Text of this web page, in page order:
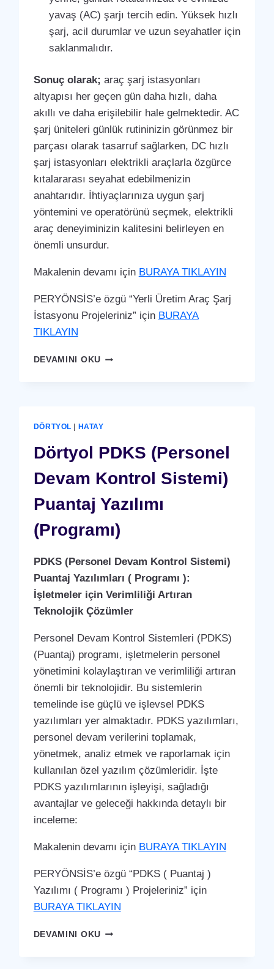
yavaş (AC) şarjı tercih edin. Yüksek hızlı
şarj, acil durumlar ve uzun seyahatler için
saklanmalıdır.
Sonuç olarak; araç şarj istasyonları
altyapısı her geçen gün daha hızlı, daha
akıllı ve daha erişilebilir hale gelmektedir. AC
şarj üniteleri günlük rutininizin görünmez bir
parçası olarak tasarruf sağlarken, DC hızlı
şarj istasyonları elektrikli araçlarla özgürce
kıtalararası seyahat edebilmenizin
anahtarıdır. İhtiyaçlarınıza uygun şarj
yöntemini ve operatörünü seçmek, elektrikli
araç deneyiminizin kalitesini belirleyen en
önemli unsurdur.
Makalenin devamı için BURAYA TIKLAYIN
PERYÖNSİS’e özgü “Yerli Üretim Araç Şarj
İstasyonu Projeleriniz” için BURAYA
TIKLAYIN
DEVAMINI OKUDÖRTYOL
DÖRTYOL HATAY
Dörtyol PDKS (Personel
Devam Kontrol Sistemi)
Puantaj Yazılımı
(Programı)
PDKS (Personel Devam Kontrol Sistemi)
Puantaj Yazılımları ( Programı ):
İşletmeler için Verimliliği Artıran
Teknolojik Çözümler
Personel Devam Kontrol Sistemleri (PDKS)
(Puantaj) programı, işletmelerin personel
yönetimini kolaylaştıran ve verimliliği artıran
önemli bir teknolojidir. Bu sistemlerin
temelinde ise güçlü ve işlevsel PDKS
yazılımları yer almaktadır. PDKS yazılımları,
personel devam verilerini toplamak,
yönetmek, analiz etmek ve raporlamak için
kullanılan özel yazılım çözümleridir. İşte
PDKS yazılımlarının işleyişi, sağladığı
avantajlar ve geleceği hakkında detaylı bir
inceleme:
Makalenin devamı için BURAYA TIKLAYIN
PERYÖNSİS’e özgü “PDKS ( Puantaj )
Yazılımı ( Programı ) Projeleriniz” için
BURAYA TIKLAYIN
DEVAMINI OKUDÖRTYOL